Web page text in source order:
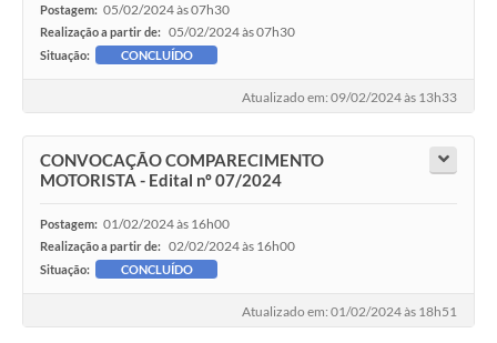
Postagem: 05/02/2024 às 07h30
Realização a partir de: 05/02/2024 às 07h30
Situação: CONCLUÍDO
Atualizado em: 09/02/2024 às 13h33
CONVOCAÇÃO COMPARECIMENTO
MOTORISTA - Edital nº 07/2024
Postagem: 01/02/2024 às 16h00
Realização a partir de: 02/02/2024 às 16h00
Situação: CONCLUÍDO
Atualizado em: 01/02/2024 às 18h51